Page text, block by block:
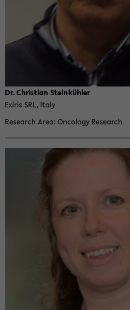
Dr. Chris­t­ian Steinkühler
Exiris SRL, Italy
Re­search Area On­col­ogy Re­search